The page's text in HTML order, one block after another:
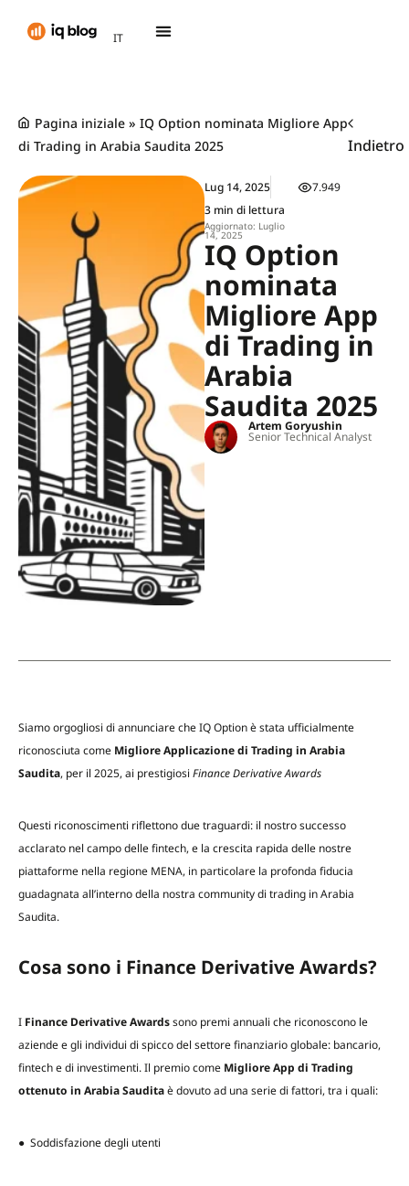
IT
TH
Pagina iniziale » IQ Option nominata Migliore App
di Trading in Arabia Saudita 2025
Indietro
Lug 14, 2025
3 min di lettura
Aggiornato: Luglio
14, 2025
7.949
IQ Option
nominata
Migliore App
di Trading in
Arabia
Saudita 2025
Artem Goryushin
Senior Technical Analyst
Siamo orgogliosi di annunciare che IQ Option è stata ufficialmente
riconosciuta come Migliore Applicazione di Trading in Arabia
Saudita, per il 2025, ai prestigiosi Finance Derivative Awards
Questi riconoscimenti riflettono due traguardi: il nostro successo
acclarato nel campo delle fintech, e la crescita rapida delle nostre
piattaforme nella regione MENA, in particolare la profonda fiducia
guadagnata all’interno della nostra community di trading in Arabia
Saudita.
Cosa sono i Finance Derivative Awards?
I Finance Derivative Awardssono premi annuali che riconoscono le
aziende e gli individui di spicco del settore finanziario globale: bancario,
fintech e di investimenti. Il premio come Migliore App di Trading
ottenuto in Arabia Sauditaè dovuto ad una serie di fattori, tra i quali:
● Soddisfazione degli utenti